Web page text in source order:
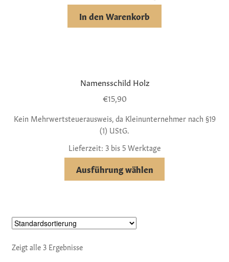
In den Warenkorb
Namensschild Holz
€15,90
Kein Mehrwertsteuerausweis, da Kleinunternehmer nach §19
(1) UStG.
Lieferzeit: 3 bis 5 Werktage
Ausführung wählen
Zeigt alle 3 Ergebnisse